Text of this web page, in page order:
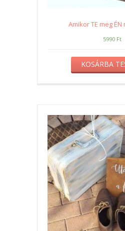
Amikor TE meg
5990 Ft
KOSÁRBA